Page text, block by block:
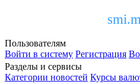
Пользователям
Войти в систему Регистрация
Разделы и сервисы
Категории новостей Курсы